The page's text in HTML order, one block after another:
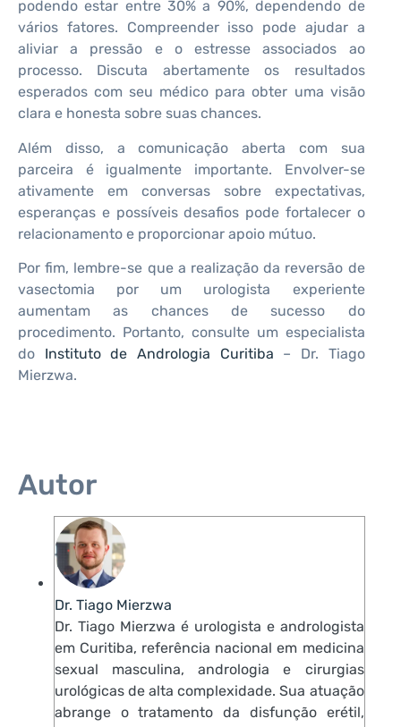
podendo estar entre 30% a 90%, dependendo de
vários fatores. Compreender isso pode ajudar a
aliviar a pressão e o estresse associados ao
processo. Discuta abertamente os resultados
esperados com seu médico para obter uma visão
clara e honesta sobre suas chances.
Além disso, a comunicação aberta com sua
parceira é igualmente importante. Envolver-se
ativamente em conversas sobre expectativas,
esperanças e possíveis desafios pode fortalecer o
relacionamento e proporcionar apoio mútuo.
Por fim, lembre-se que a realização da reversão de
vasectomia por um urologista experiente
aumentam as chances de sucesso do
procedimento. Portanto, consulte um especialista
do Instituto de Andrologia Curitiba – Dr. Tiago
Mierzwa.
Autor
Dr. Tiago Mierzwa
Dr. Tiago Mierzwa é urologista e andrologista
em Curitiba, referência nacional em medicina
sexual masculina, andrologia e cirurgias
urológicas de alta complexidade. Sua atuação
abrange o tratamento da disfunção erétil,